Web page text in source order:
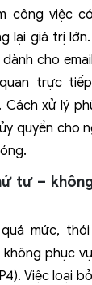
công việc
lại giá trị
cho
trực
Cách xử lý
quyền cho
tư –
mức,
phục
Việc loại